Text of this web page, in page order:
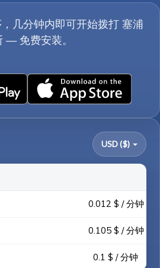
几分钟内即可开始拨打 塞浦
— 免费安装。
USD ($)
0.012 $ / 分钟
0.105 $ / 分钟
0.1 $ / 分钟